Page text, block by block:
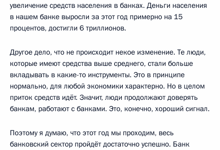
увеличение средств населения в банках. Деньги населения
в нашем банке выросли за этот год примерно на 15
процентов, достигли 6 триллионов.
Другое дело, что не происходит некое изменение. Те люди,
которые имеют средства выше среднего, стали больше
вкладывать в какие-то инструменты. Это в принципе
нормально, для любой экономики характерно. Но в целом
приток средств идёт. Значит, люди продолжают доверять
банкам, работают с банками. Это, конечно, хороший сигнал.
Поэтому я думаю, что этот год мы проходим, весь
банковский сектор пройдёт достаточно успешно. Банк